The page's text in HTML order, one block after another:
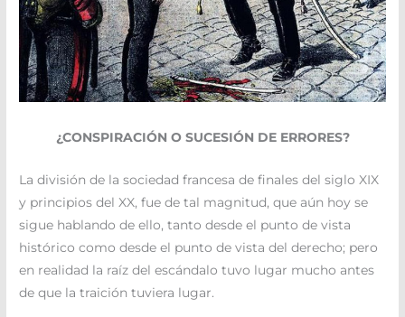
¿CONSPIRACIÓN O SUCESIÓN DE ERRORES?
La división de la sociedad francesa de finales del siglo XIX
y principios del XX, fue de tal magnitud, que aún hoy se
sigue hablando de ello, tanto desde el punto de vista
histórico como desde el punto de vista del derecho; pero
en realidad la raíz del escándalo tuvo lugar mucho antes
de que la traición tuviera lugar.